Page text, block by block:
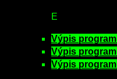
E
Výpis
Výpis
Výpis